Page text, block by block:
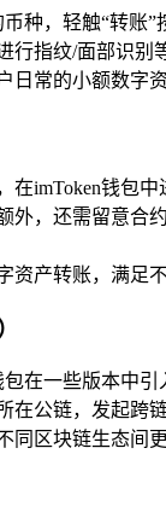
币种，轻触“转
指纹/面部识别
日常的小额数字
imToken钱包
外，还需留意合
产转账，满足
在一些版本中
在公链，发起跨
同区块链生态间